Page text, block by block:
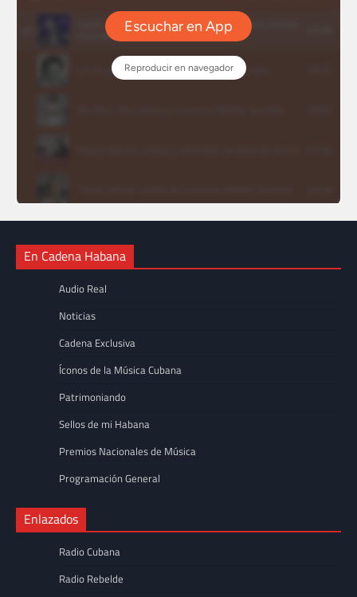
En Cadena Habana
Audio Real
Noticias
Cadena Exclusiva
Íconos de la Música Cubana
Patrimoniando
Sellos de mi Habana
Premios Nacionales de Música
Programación General
Enlazados
Radio Cubana
Radio Rebelde